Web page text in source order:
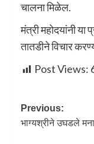
चालना मिळेल.
मंत्री महोदयांनी या
तातडीने विचार
Post Views:
Previous:
भाग्यश्रीने उघडले